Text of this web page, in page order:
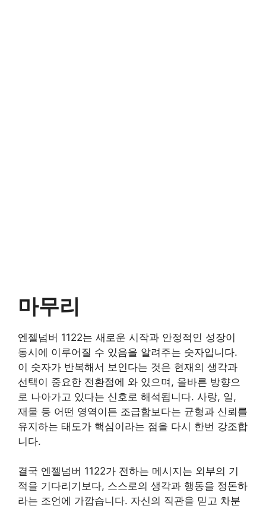
마무리
엔젤넘버 1122는 새로운 시작과 안정적인 성장이
동시에 이루어질 수 있음을 알려주는 숫자입니다.
이 숫자가 반복해서 보인다는 것은 현재의 생각과
선택이 중요한 전환점에 와 있으며, 올바른 방향으
로 나아가고 있다는 신호로 해석됩니다. 사랑, 일,
재물 등 어떤 영역이든 조급함보다는 균형과 신뢰를
유지하는 태도가 핵심이라는 점을 다시 한번 강조합
니다.
결국 엔젤넘버 1122가 전하는 메시지는 외부의 기
적을 기다리기보다, 스스로의 생각과 행동을 정돈하
라는 조언에 가깝습니다. 자신의 직관을 믿고 차분